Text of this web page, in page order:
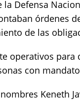
kla Defensa
órdenes
de las
operativos
con
Keneth